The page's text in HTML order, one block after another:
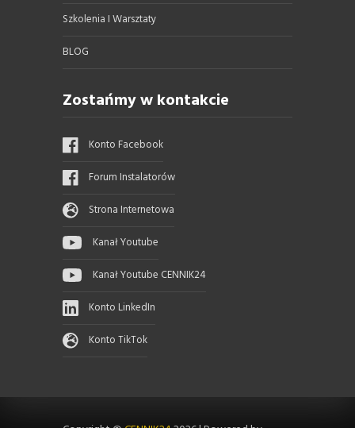
Szkolenia I Warsztaty
BLOG
Zostańmy w kontakcie
Konto Facebook
Forum Instalatorów
Strona Internetowa
Kanał Youtube
Kanał Youtube CENNIK24
Konto LinkedIn
Konto TikTok